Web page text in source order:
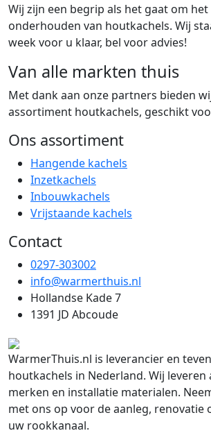
Wij zijn een begrip als het gaat om
onderhouden van houtkachels. Wij
week voor u klaar, bel voor advies!
Van alle markten thuis
Met dank aan onze partners bieden
assortiment houtkachels, geschikt
Ons assortiment
Hangende kachels
Inzetkachels
Inbouwkachels
Vrijstaande kachels
Contact
0297-303002
info@warmerthuis.nl
Hollandse Kade 7
1391 JD Abcoude
WarmerThuis.nl is leverancier en
houtkachels in Nederland. Wij leveren
merken en installatie materialen.
met ons op voor de aanleg, renovatie
uw rookkanaal.